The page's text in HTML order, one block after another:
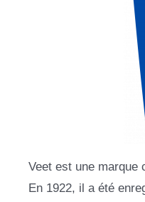
Veet est une marque
En 1922, il a été